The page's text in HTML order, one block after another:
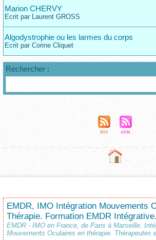
Marion CHERVY
Ecrit par Laurent GROSS
Algodystrophie ou les larmes du corps
Ecrit par Corine Cliquet
Rechercher :
EMDR, IMO Intégration Mouvements
Thérapie. Formation EMDR Intégrative.
EMDR - IMO en France, de Paris à Marseille.
Mouvements Oculaires en thérapie. Thérapeutes